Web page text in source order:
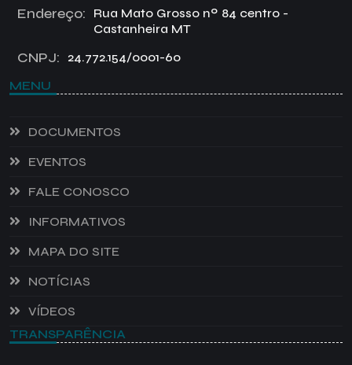
Endereço:
Rua Mato Grosso nº 84 centro -
Castanheira MT
CNPJ: 24.772.154/0001-60
MENU
DOCUMENTOS
EVENTOS
FALE CONOSCO
INFORMATIVOS
MAPA DO SITE
NOTÍCIAS
VÍDEOS
TRANSPARÊNCIA